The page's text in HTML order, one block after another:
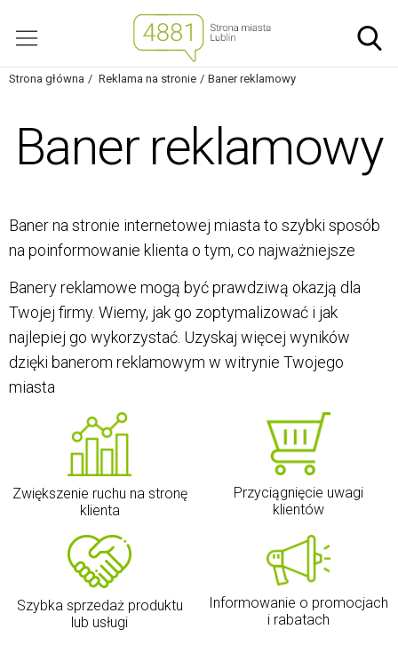
Strona główna Reklama na stronie Baner reklamowy
Baner reklamowy
Baner na stronie internetowej miasta to szybki sposób
na poinformowanie klienta o tym, co najważniejsze
Banery reklamowe mogą być prawdziwą okazją dla
Twojej firmy. Wiemy, jak go zoptymalizować i jak
najlepiej go wykorzystać. Uzyskaj więcej wyników
dzięki banerom reklamowym w witrynie Twojego
miasta
Zwiększenie ruchu na stronę
klienta
Przyciągnięcie uwagi
klientów
Szybka sprzedaż produktu
lub usługi
Informowanie o promocjach
i rabatach